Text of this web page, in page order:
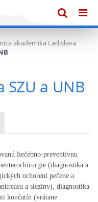
akademika Ladislava
a UNB
liečebno-preventívnu
(diagnostika a
ochorení pečene a
a sleziny), diagnostika
končatín (vrátane